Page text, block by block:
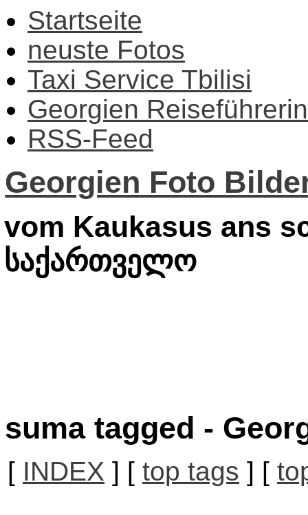
Startseite
neuste Fotos
Taxi Service Tbilisi
Georgien Reiseführerin
RSS-Feed
Georgien Foto
vom Kaukasus ans
საქართველო
suma tagged -
[ INDEX ] [ top tags ] [